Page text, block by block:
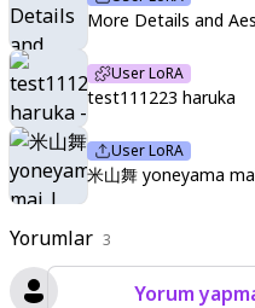
Yorumlar 3
Yorum
More Details and
User LoRA
test111223 haruka
User LoRA
米山舞 yoneyama